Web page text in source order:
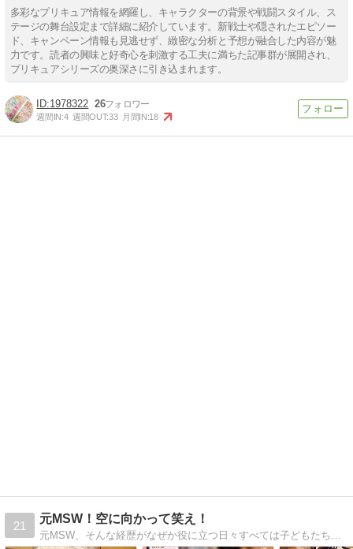
多彩なプリキュア情報を網羅し、キャラクターの背景や戦闘スタイル、ス
テージの舞台設定まで詳細に紹介しています。新戦士や隠されたエピソー
ド、キャンペーン情報も見逃せず、緻密な分析と予想が融合した内容が魅
力です。読者の興味と好奇心を刺激する工夫に満ちた記事群が展開され、
プリキュアシリーズの奥深さに引き込まれます。
1978322 26
週間IN:4 週間OUT:33 月間IN:18
21
元MSW！空に向かって笑え！